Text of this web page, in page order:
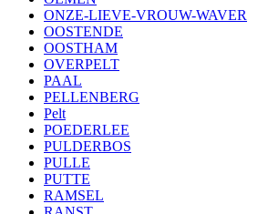
ONZE-LIEVE-VROUW-WAVER
OOSTENDE
OOSTHAM
OVERPELT
PAAL
PELLENBERG
Pelt
POEDERLEE
PULDERBOS
PULLE
PUTTE
RAMSEL